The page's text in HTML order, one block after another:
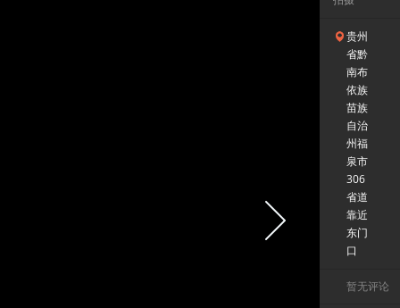
贵州
省黔
南布
依族
苗族
自治
州福
泉市
306
省道
靠近
东门
口
暂无评论